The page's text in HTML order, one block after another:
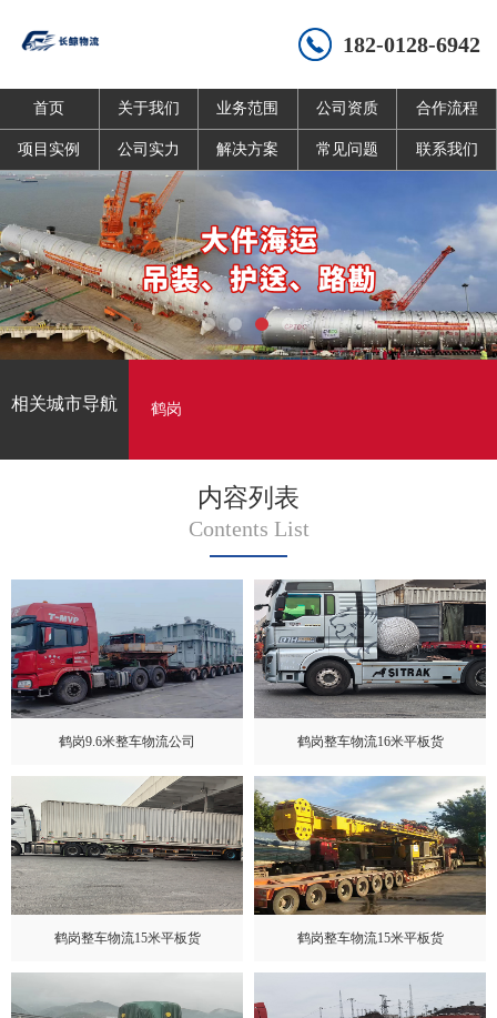
182-0128-6942
首页 关于我们 业务范围 公司资质 合作流程
项目实例 公司实力 解决方案 常见问题 联系我们
相关城市导航 鹤岗
内容列表
Contents List
鹤岗9.6米整车物流公司 鹤岗整车物流16米平板货
鹤岗整车物流15米平板货 鹤岗整车物流15米平板货